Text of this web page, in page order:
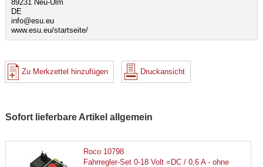
89231 Neu-Ulm
DE
info@esu.eu
www.esu.eu/startseite/
Zu Merkzettel hinzufügen Druckansicht
Sofort lieferbare Artikel allgemein
Roco 10798
Fahrregler-Set 0-18 Volt =DC / 0,6 A - ohne